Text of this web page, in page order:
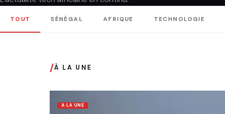
TOUT SÉNÉGAL AFRIQUE TECHNOLOGIE
/À LA UNE
A LA UNE